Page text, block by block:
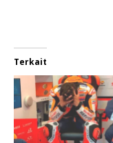
Terkait